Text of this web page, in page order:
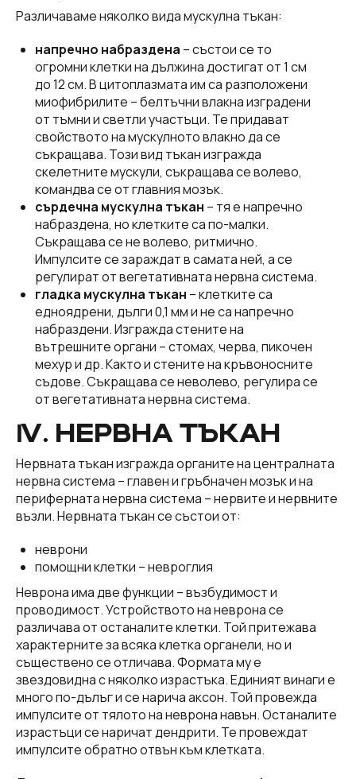
Различаваме няколко вида мускулна тъкан:
напречно набраздена – състои се то
огромни клетки на дължина достигат от 1 см
до 12 см. В цитоплазмата им са разположени
миофибрилите – белтъчни влакна изградени
от тъмни и светли участъци. Те придават
свойството на мускулното влакно да се
съкращава. Този вид тъкан изгражда
скелетните мускули, съкращава се волево,
командва се от главния мозък.
сърдечна мускулна тъкан – тя е напречно
набраздена, но клетките са по-малки.
Съкращава се не волево, ритмично.
Импулсите се зараждат в самата ней, а се
регулират от вегетативната нервна система.
гладка мускулна тъкан – клетките са
едноядрени, дълги 0,1 мм и не са напречно
набраздени. Изгражда стените на
вътрешните органи – стомах, черва, пикочен
мехур и др. Както и стените на кръвоносните
съдове. Съкращава се неволево, регулира се
от вегетативната нервна система.
ІV. НЕРВНА ТЪКАН
Нервната тъкан изгражда органите на централната
нервна система – главен и гръбначен мозък и на
периферната нервна система – нервите и нервните
възли. Нервната тъкан се състои от:
неврони
помощни клетки – невроглия
Неврона има две функции – възбудимост и
проводимост. Устройството на неврона се
различава от останалите клетки. Той притежава
характерните за всяка клетка органели, но и
съществено се отличава. Формата му е
звездовидна с няколко израстъка. Единият винаги е
много по-дълъг и се нарича аксон. Той провежда
импулсите от тялото на неврона навън. Останалите
израстъци се наричат дендрити. Те провеждат
импулсите обратно отвън към клетката.